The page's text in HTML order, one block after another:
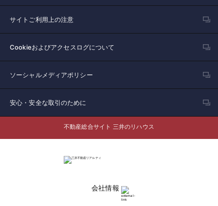
サイトご利用上の注意
Cookieおよびアクセスログについて
ソーシャルメディアポリシー
安心・安全な取引のために
不動産総合サイト 三井のリハウス
会社情報